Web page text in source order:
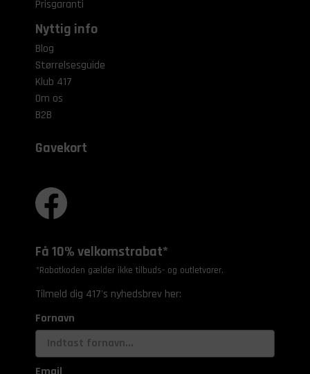
Prisgaranti
Nyttig info
Blog
Størrelsesguide
Klub 417
Om os
B2B
Gavekort
Få 10% velkomstrabat*
*Rabatkoden gælder ikke tilbuds- og outletvarer.
Tilmeld dig 417's nyhedsbrev her:
Fornavn